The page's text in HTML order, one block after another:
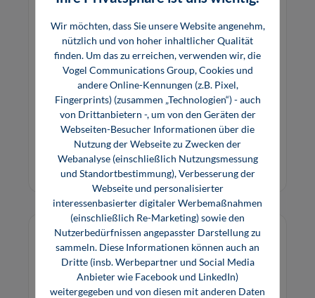
Analytics in der Industrie
In diesem Buch erfahren Sie, wie Analytics in der
Industrie funktioniert und wie Sie konkret an
Anwendungsfälle herangehen können.
29,80 €*
E-Book (PDF)
Wir möchten, dass Sie unsere Website angenehm,
nützlich und von hoher inhaltlicher Qualität
finden. Um das zu erreichen, verwenden wir, die
Vogel Communications Group, Cookies und
andere Online-Kennungen (z.B. Pixel,
Fingerprints) (zusammen „Technologien“) - auch
von Drittanbietern -, um von den Geräten der
Webseiten-Besucher Informationen über die
Nutzung der Webseite zu Zwecken der
Webanalyse (einschließlich Nutzungsmessung
und Standortbestimmung), Verbesserung der
Webseite und personalisierter
interessenbasierter digitaler Werbemaßnahmen
(einschließlich Re-Marketing) sowie den
Nutzerbedürfnissen angepasster Darstellung zu
sammeln. Diese Informationen können auch an
Dritte (insb. Werbepartner und Social Media
Anbieter wie Facebook und LinkedIn)
weitergegeben und von diesen mit anderen Daten